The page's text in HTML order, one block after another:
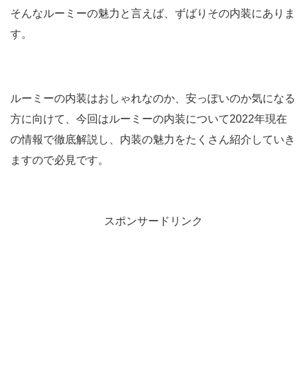
そんなルーミーの魅力と言えば、ずばりその内装にありま
す。
ルーミーの内装はおしゃれなのか、安っぽいのか気になる
方に向けて、今回はルーミーの内装について2022年現在
の情報で徹底解説し、内装の魅力をたくさん紹介していき
ますので必見です。
スポンサードリンク